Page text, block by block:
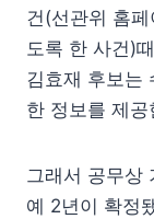
건(선관위 홈
도록 한 사건)
김효재 후보는
한 정보를 제
그래서 공무상
예 2년이 확정